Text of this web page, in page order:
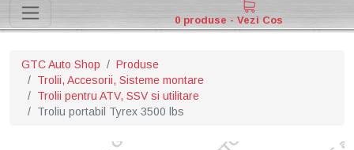
0 produse - Vezi Cos
GTC Auto Shop
Produse
Trolii, Accesorii, Sisteme montare
Trolii pentru ATV, SSV si utilitare
Troliu portabil Tyrex 3500 lbs